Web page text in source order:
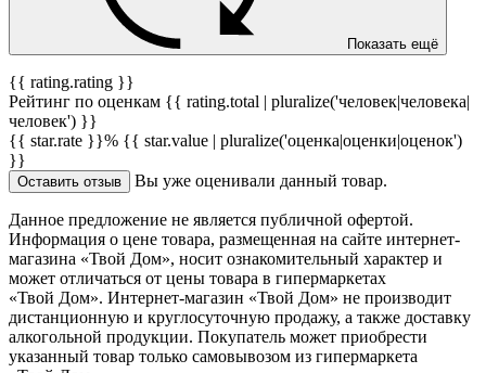
Показать ещё
{{ rating.rating }}
Рейтинг по оценкам {{ rating.total | pluralize('человек|человека|
человек') }}
{{ star.rate }}% {{ star.value | pluralize('оценка|оценки|оценок')
}}
Оставить отзыв Вы уже оценивали данный товар.
Данное предложение не является публичной офертой.
Информация о цене товара, размещенная на сайте интернет-
магазина «Твой Дом», носит ознакомительный характер и
может отличаться от цены товара в гипермаркетах
«Твой Дом». Интернет-магазин «Твой Дом» не производит
дистанционную и круглосуточную продажу, а также доставку
алкогольной продукции. Покупатель может приобрести
указанный товар только самовывозом из гипермаркета